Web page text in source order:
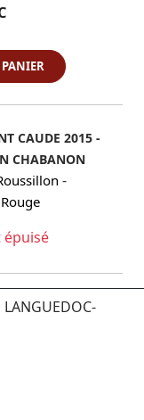
CAUDE 2015 -
CHABANON
-
Rouge
épuisé
LANGUEDOC-